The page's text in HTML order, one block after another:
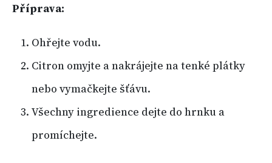
Příprava:
Ohřejte vodu.
Citron omyjte a nakrájejte na tenké plátky
nebo vymačkejte šťávu.
Všechny ingredience dejte do hrnku a
promíchejte.